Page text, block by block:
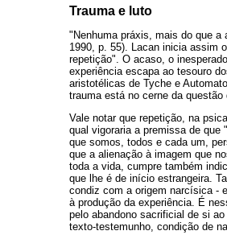
Trauma e luto
"Nenhuma práxis, mais do que a
1990, p. 55). Lacan inicia assim
repetição". O acaso, o
experiência escapa ao tesouro
aristotélicas de Tyche e
trauma está no cerne da questão
Vale notar que repetição, na
qual vigoraria a premissa de
que somos, todos e cada um,
que a alienação à imagem que
toda a vida, cumpre também
que lhe é de início estrangeira.
condiz com a origem narcísica -
à produção da experiência. É
pelo abandono sacrificial de si
texto-testemunho, condição de